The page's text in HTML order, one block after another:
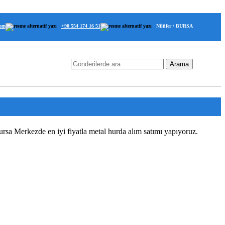
+90 554 174 16 51 Nilüfer / BURSA
Arama
Merkezde en iyi fiyatla metal hurda alım satımı yapıyoruz.